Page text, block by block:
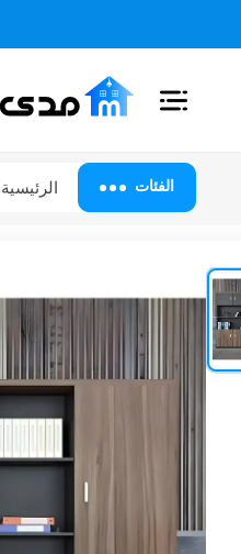
الفئات الرئيسية